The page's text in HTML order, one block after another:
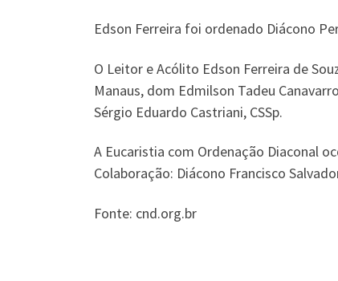
Edson Ferreira foi ordenado Diácono
O Leitor e Acólito Edson Ferreira de
Manaus, dom Edmilson Tadeu
Sérgio Eduardo Castriani, CSSp.
A Eucaristia com Ordenação Diaconal
Colaboração: Diácono Francisco
Fonte: cnd.org.br